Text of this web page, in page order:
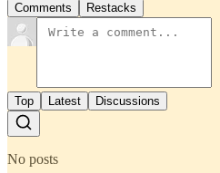
Comments Restacks
Top Latest Discussions
No posts